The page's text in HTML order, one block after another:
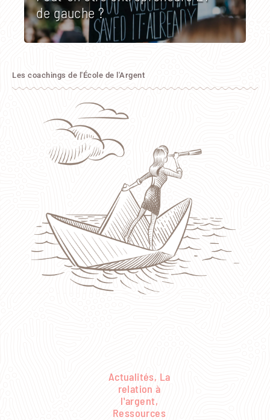
de gauche ?
Les coachings de l'École de l'Argent
Actualités, La
relation à
l'argent,
Ressources